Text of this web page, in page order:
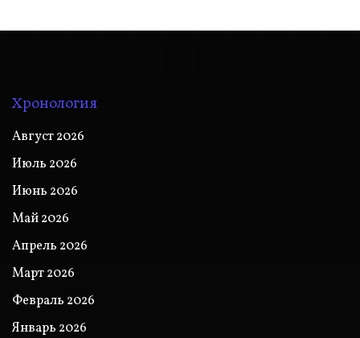
Хронология
Август 2026
Июль 2026
Июнь 2026
Май 2026
Апрель 2026
Март 2026
Февраль 2026
Январь 2026